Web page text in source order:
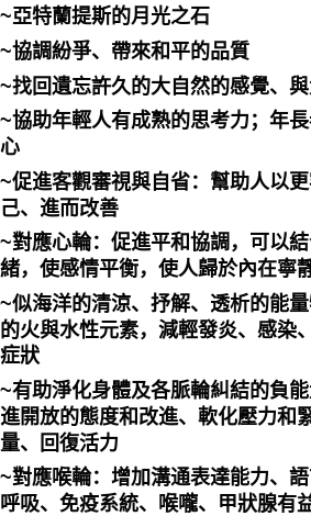
~亞特蘭提斯的月光之石
~協調紛爭、帶來和平的品質
~找回遺忘許久的大自然的感覺、
~協助年輕人有成熟的思考力；年
心
~促進客觀審視與自省：幫助人以
己、進而改善
~對應心輪：促進平和協調，可以
緒，使感情平衡，使人歸於內在寧
~似海洋的清涼、抒解、透析的能
的火與水性元素，減輕發炎、感染
症狀
~有助淨化身體及各脈輪糾結的負
進開放的態度和改進、軟化壓力和
量、回復活力
~對應喉輪：增加溝通表達能力、
呼吸、免疫系統、喉嚨、甲狀腺有